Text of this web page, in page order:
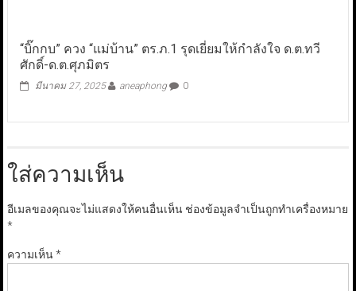
“บิ๊กกบ” ควง “แม่บ้าน” ตร.ภ.1 รุดเยี่ยมให้กำลังใจ ด.ต.ทวี
ศักดิ์-ด.ต.ศุภมิตร
มีนาคม 27, 2025 aneaphong 0
ใส่ความเห็น
อีเมลของคุณจะไม่แสดงให้คนอื่นเห็น ช่องข้อมูลจำเป็นถูกทำเครื่องหมาย
*
ความเห็น*